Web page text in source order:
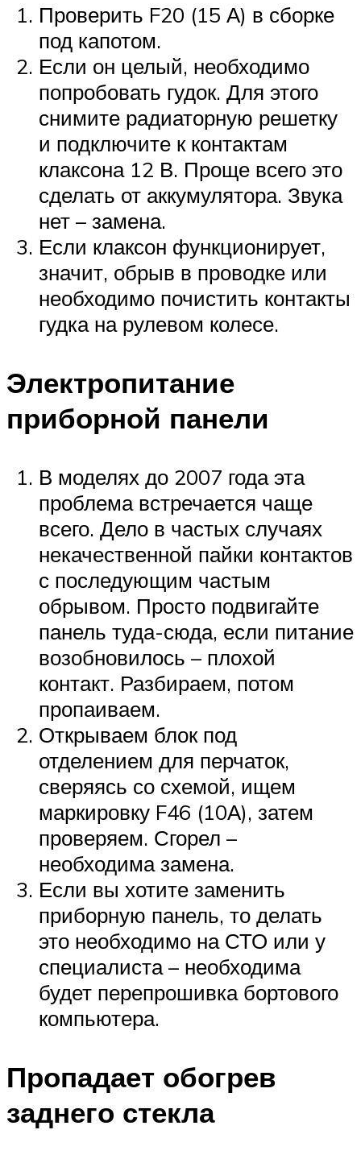
Проверить F20 (15 А) в сборке
под капотом.
Если он целый, необходимо
попробовать гудок. Для этого
снимите радиаторную решетку
и подключите к контактам
клаксона 12 В. Проще всего это
сделать от аккумулятора. Звука
нет – замена.
Если клаксон функционирует,
значит, обрыв в проводке или
необходимо почистить контакты
гудка на рулевом колесе.
Электропитание
приборной панели
В моделях до 2007 года эта
проблема встречается чаще
всего. Дело в частых случаях
некачественной пайки контактов
с последующим частым
обрывом. Просто подвигайте
панель туда-сюда, если питание
возобновилось – плохой
контакт. Разбираем, потом
пропаиваем.
Открываем блок под
отделением для перчаток,
сверяясь со схемой, ищем
маркировку F46 (10А), затем
проверяем. Сгорел –
необходима замена.
Если вы хотите заменить
приборную панель, то делать
это необходимо на СТО или у
специалиста – необходима
будет перепрошивка бортового
компьютера.
Пропадает обогрев
заднего стекла